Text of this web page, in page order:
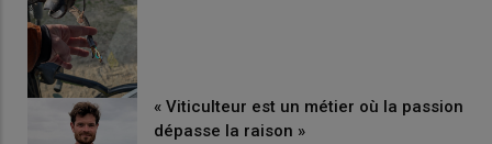
« Viticulteur est un métier où la passion
dépasse la raison »